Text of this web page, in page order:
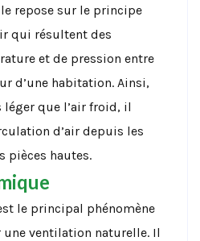
repose sur le principe
qui résultent des
et de pression entre
d’une habitation. Ainsi,
léger que l’air froid, il
d’air depuis les
pièces hautes.
le principal phénomène
une ventilation naturelle. Il